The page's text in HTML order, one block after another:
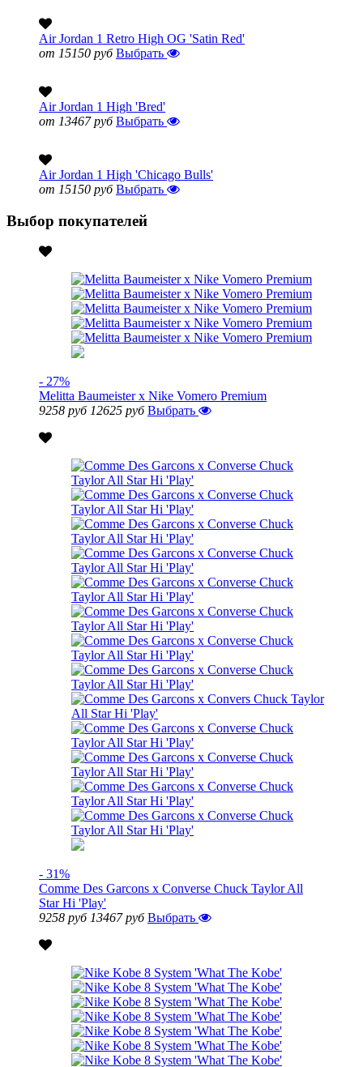
Air Jordan 1 Retro High OG 'Satin Red'
от 15150 руб Выбрать
Air Jordan 1 High 'Bred'
от 13467 руб Выбрать
Air Jordan 1 High 'Chicago Bulls'
от 15150 руб Выбрать
Выбор покупателей
- 27%
Melitta Baumeister x Nike Vomero Premium
9258 руб 12625 руб Выбрать
- 31%
Comme Des Garcons x Converse Chuck Taylor All
Star Hi 'Play'
9258 руб 13467 руб Выбрать